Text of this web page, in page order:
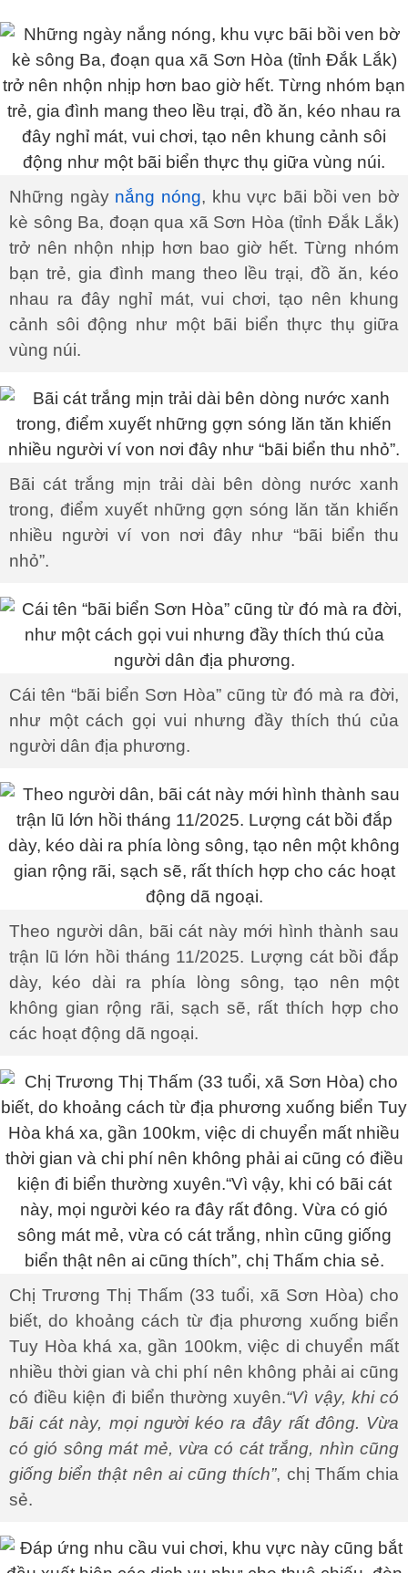
Những ngày nắng nóng, khu vực bãi bồi ven bờ
kè sông Ba, đoạn qua xã Sơn Hòa (tỉnh Đắk Lắk)
trở nên nhộn nhịp hơn bao giờ hết. Từng nhóm
bạn trẻ, gia đình mang theo lều trại, đồ ăn, kéo
nhau ra đây nghỉ mát, vui chơi, tạo nên khung
cảnh sôi động như một bãi biển thực thụ giữa
vùng núi.
Bãi cát trắng mịn trải dài bên dòng nước xanh
trong, điểm xuyết những gợn sóng lăn tăn khiến
nhiều người ví von nơi đây như “bãi biển thu
nhỏ”.
Cái tên “bãi biển Sơn Hòa” cũng từ đó mà ra đời,
như một cách gọi vui nhưng đầy thích thú của
người dân địa phương.
Theo người dân, bãi cát này mới hình thành sau
trận lũ lớn hồi tháng 11/2025. Lượng cát bồi đắp
dày, kéo dài ra phía lòng sông, tạo nên một
không gian rộng rãi, sạch sẽ, rất thích hợp cho
các hoạt động dã ngoại.
Chị Trương Thị Thấm (33 tuổi, xã Sơn Hòa) cho
biết, do khoảng cách từ địa phương xuống biển
Tuy Hòa khá xa, gần 100km, việc di chuyển mất
nhiều thời gian và chi phí nên không phải ai cũng
có điều kiện đi biển thường xuyên.“Vì vậy, khi có
bãi cát này, mọi người kéo ra đây rất đông. Vừa
có gió sông mát mẻ, vừa có cát trắng, nhìn cũng
giống biển thật nên ai cũng thích”, chị Thấm chia
sẻ.